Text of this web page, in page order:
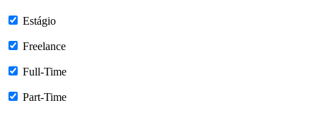
Estágio
Freelance
Full-Time
Part-Time